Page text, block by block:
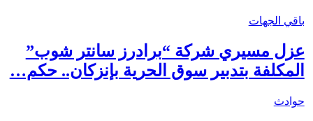
باقي الجهات
عزل مسيري شركة “برادرز سانتر شوب”
المكلفة بتدبير سوق الحرية بإنزكان.. حكم…
حوادث